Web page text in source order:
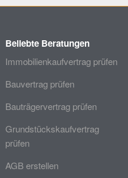
Beliebte Beratungen
Immobilienkaufvertrag prüfen
Bauvertrag prüfen
Bauträgervertrag prüfen
Grundstückskaufvertrag
prüfen
AGB erstellen